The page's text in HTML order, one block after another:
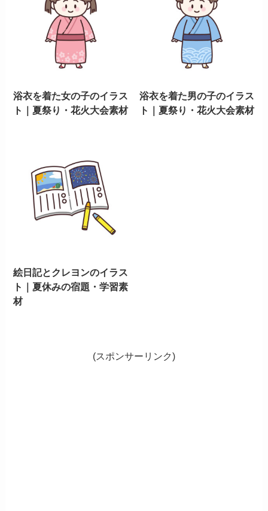
浴衣を着た女の子のイラス
ト｜夏祭り・花火大会素材
浴衣を着た男の子のイラス
ト｜夏祭り・花火大会素材
絵日記とクレヨンのイラス
ト｜夏休みの宿題・学習素
材
(スポンサーリンク)